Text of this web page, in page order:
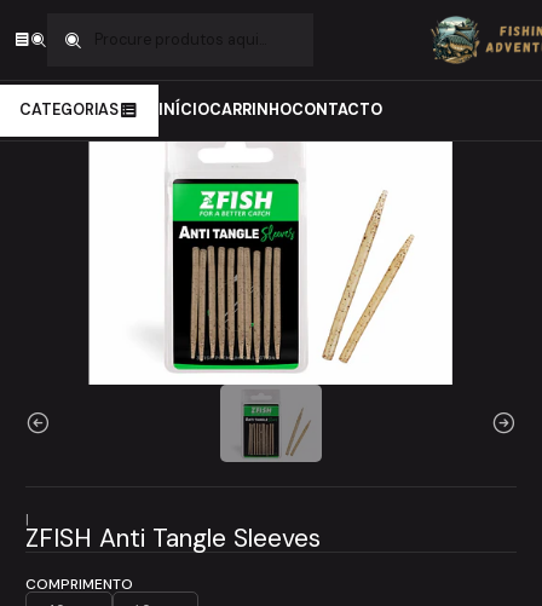
CATEGORIAS INÍCIOCARRINHOCONTACTO
ZFISH Anti Tangle Sleeves
|
ZFISH Anti Tangle Sleeves
COMPRIMENTO